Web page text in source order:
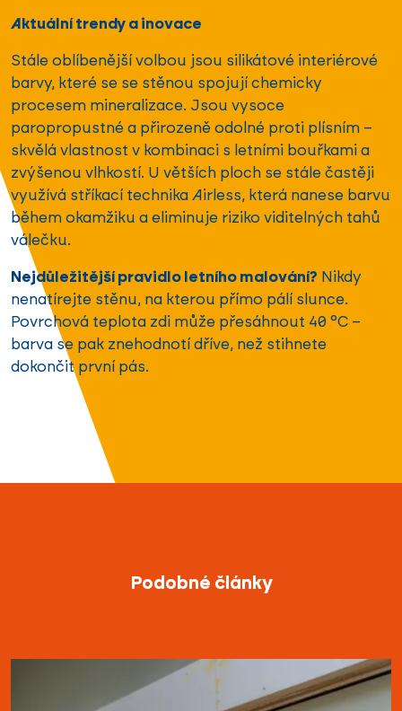
Aktuální trendy a inovace
Stále oblíbenější volbou jsou silikátové interiérové
barvy, které se se stěnou spojují chemicky
procesem mineralizace. Jsou vysoce
paropropustné a přirozeně odolné proti plísním –
skvělá vlastnost v kombinaci s letními bouřkami a
zvýšenou vlhkostí. U větších ploch se stále častěji
využívá stříkací technika Airless, která nanese barvu
během okamžiku a eliminuje riziko viditelných tahů
válečku.
Nejdůležitější pravidlo letního malování? Nikdy
nenatírejte stěnu, na kterou přímo pálí slunce.
Povrchová teplota zdi může přesáhnout 40 °C –
barva se pak znehodnotí dříve, než stihnete
dokončit první pás.
Podobné články